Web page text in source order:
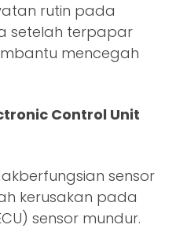
rutin pada
setelah terpapar
mencegah
Control Unit
sensor
kerusakan pada
sensor mundur.